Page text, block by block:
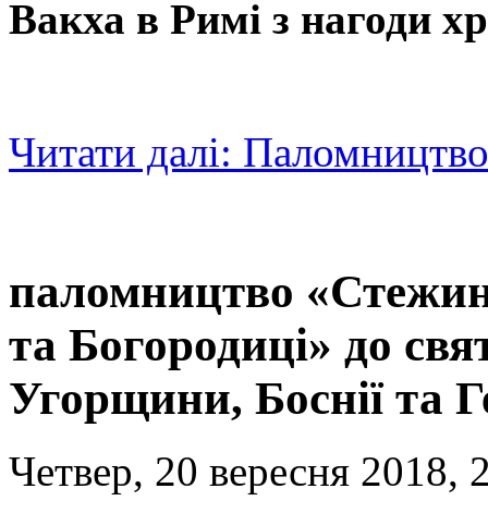
Вакха в Римі з нагоди
Читати далі:
паломництво
та Богородиці» до
Угорщини, Боснії та
Четвер, 20 вересня 2018,